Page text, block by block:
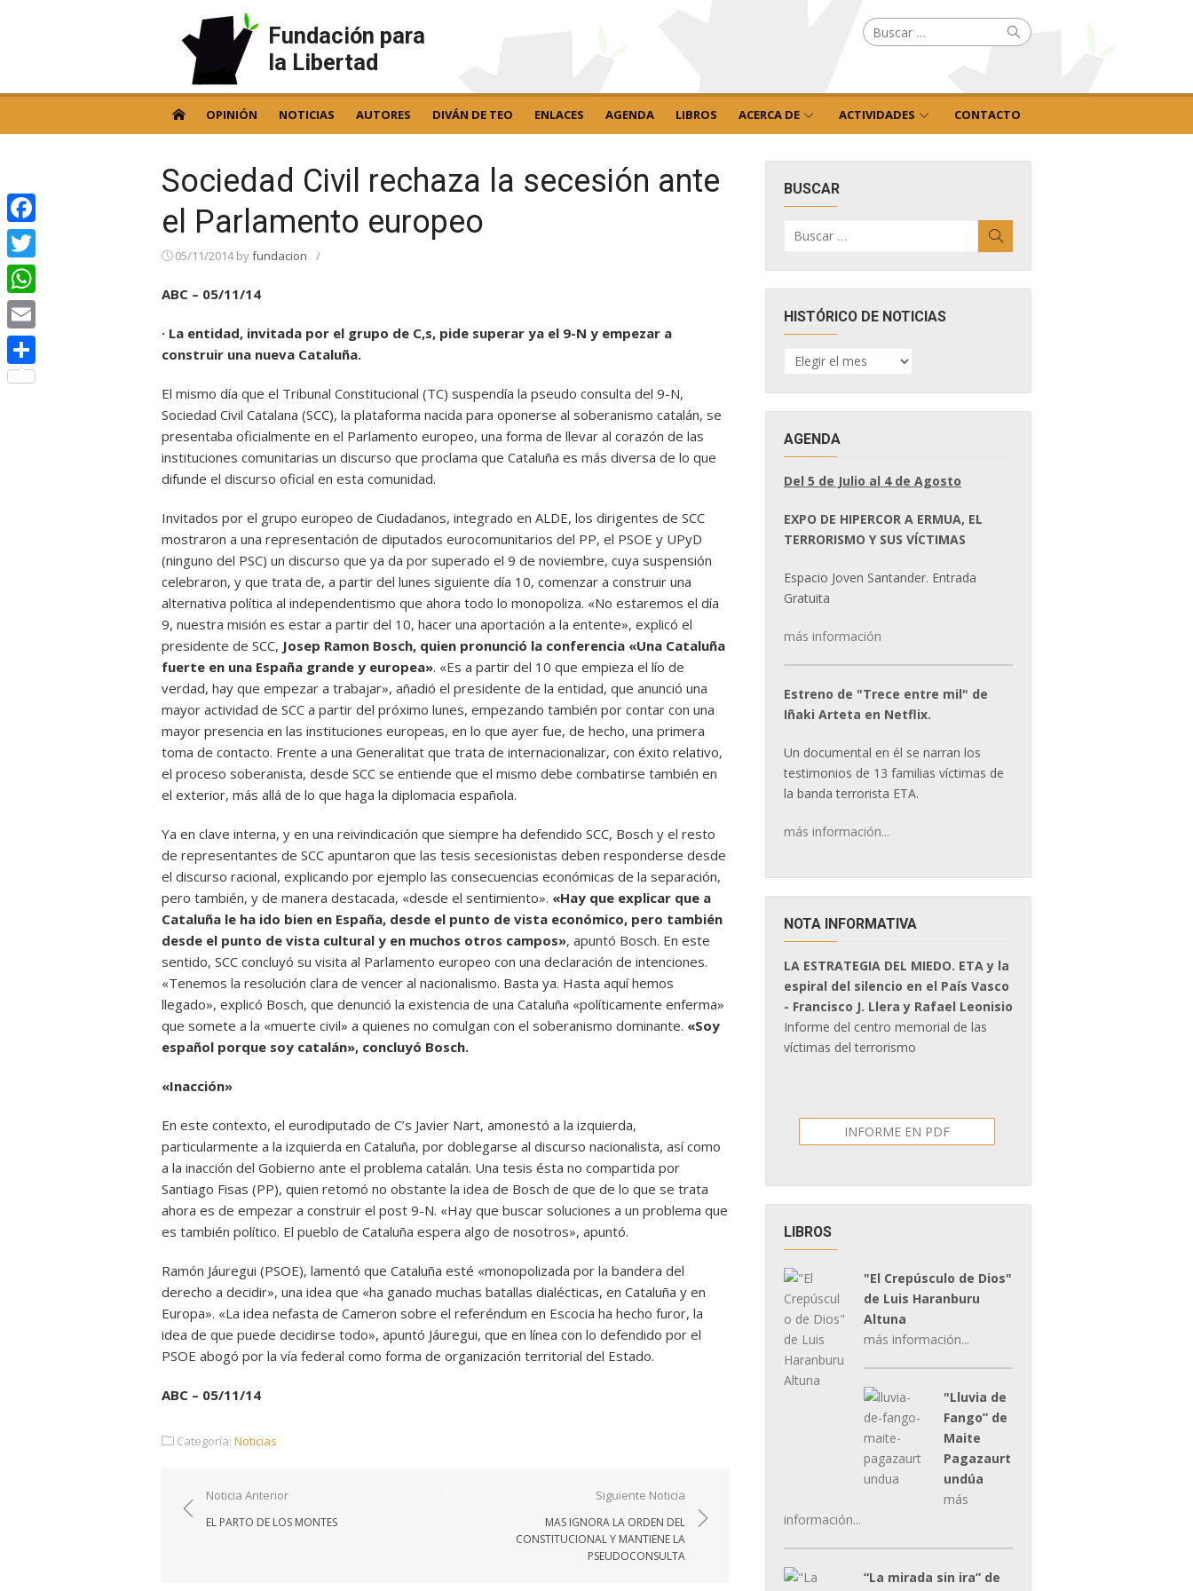
Fundación para
la Libertad
Buscar
por: Buscar
OPINIÓN NOTICIAS AUTORES DIVÁN DE TEO ENLACES AGENDA LIBROS ACERCA DE ACTIVIDADES CONTACTO
Sociedad Civil rechaza la secesión ante
el Parlamento europeo
05/11/2014byfundacion /
ABC – 05/11/14
· La entidad, invitada por el grupo de C,s, pide superar ya el 9-N y empezar a
construir una nueva Cataluña.
El mismo día que el Tribunal Constitucional (TC) suspendía la pseudo consulta del 9-N,
Sociedad Civil Catalana (SCC), la plataforma nacida para oponerse al soberanismo catalán, se
presentaba oficialmente en el Parlamento europeo, una forma de llevar al corazón de las
instituciones comunitarias un discurso que proclama que Cataluña es más diversa de lo que
difunde el discurso oficial en esta comunidad.
Invitados por el grupo europeo de Ciudadanos, integrado en ALDE, los dirigentes de SCC
mostraron a una representación de diputados eurocomunitarios del PP, el PSOE y UPyD
(ninguno del PSC) un discurso que ya da por superado el 9 de noviembre, cuya suspensión
celebraron, y que trata de, a partir del lunes siguiente día 10, comenzar a construir una
alternativa política al independentismo que ahora todo lo monopoliza. «No estaremos el día
9, nuestra misión es estar a partir del 10, hacer una aportación a la entente», explicó el
presidente de SCC, Josep Ramon Bosch, quien pronunció la conferencia «Una Cataluña
fuerte en una España grande y europea». «Es a partir del 10 que empieza el lío de
verdad, hay que empezar a trabajar», añadió el presidente de la entidad, que anunció una
mayor actividad de SCC a partir del próximo lunes, empezando también por contar con una
mayor presencia en las instituciones europeas, en lo que ayer fue, de hecho, una primera
toma de contacto. Frente a una Generalitat que trata de internacionalizar, con éxito relativo,
el proceso soberanista, desde SCC se entiende que el mismo debe combatirse también en
el exterior, más allá de lo que haga la diplomacia española.
Ya en clave interna, y en una reivindicación que siempre ha defendido SCC, Bosch y el resto
de representantes de SCC apuntaron que las tesis secesionistas deben responderse desde
el discurso racional, explicando por ejemplo las consecuencias económicas de la separación,
pero también, y de manera destacada, «desde el sentimiento». «Hay que explicar que a
Cataluña le ha ido bien en España, desde el punto de vista económico, pero también
desde el punto de vista cultural y en muchos otros campos», apuntó Bosch. En este
sentido, SCC concluyó su visita al Parlamento europeo con una declaración de intenciones.
«Tenemos la resolución clara de vencer al nacionalismo. Basta ya. Hasta aquí hemos
llegado», explicó Bosch, que denunció la existencia de una Cataluña «políticamente enferma»
que somete a la «muerte civil» a quienes no comulgan con el soberanismo dominante. «Soy
español porque soy catalán», concluyó Bosch.
«Inacción»
En este contexto, el eurodiputado de C’s Javier Nart, amonestó a la izquierda,
particularmente a la izquierda en Cataluña, por doblegarse al discurso nacionalista, así como
a la inacción del Gobierno ante el problema catalán. Una tesis ésta no compartida por
Santiago Fisas (PP), quien retomó no obstante la idea de Bosch de que de lo que se trata
ahora es de empezar a construir el post 9-N. «Hay que buscar soluciones a un problema que
es también político. El pueblo de Cataluña espera algo de nosotros», apuntó.
Ramón Jáuregui (PSOE), lamentó que Cataluña esté «monopolizada por la bandera del
derecho a decidir», una idea que «ha ganado muchas batallas dialécticas, en Cataluña y en
Europa». «La idea nefasta de Cameron sobre el referéndum en Escocia ha hecho furor, la
idea de que puede decidirse todo», apuntó Jáuregui, que en línea con lo defendido por el
PSOE abogó por la vía federal como forma de organización territorial del Estado.
ABC – 05/11/14
Categoría: Noticias
Navegación
de
Noticia Anterior
EL PARTO DE LOS MONTES
Siguiente Noticia
MAS IGNORA LA ORDEN DEL
CONSTITUCIONAL Y MANTIENE LA
PSEUDOCONSULTA
BUSCAR
por:
HISTÓRICO DE NOTICIAS
HISTÓRICO
DE
AGENDA
Del 5 de Julio al 4 de Agosto
EXPO DE HIPERCOR A ERMUA, EL
TERRORISMO Y SUS VÍCTIMAS
Espacio Joven Santander. Entrada
Gratuita
más información
Estreno de "Trece entre mil" de
Iñaki Arteta en Netflix.
Un documental en él se narran los
testimonios de 13 familias víctimas de
la banda terrorista ETA.
más información...
NOTA INFORMATIVA
LA ESTRATEGIA DEL MIEDO. ETA y la
espiral del silencio en el País Vasco
- Francisco J. Llera y Rafael Leonisio
Informe del centro memorial de las
víctimas del terrorismo
INFORME EN PDF
LIBROS
"El Crepúsculo de Dios"
de Luis Haranburu
Altuna
más información...
"Lluvia de
Fango” de
Maite
Pagazaurt
undúa
más
información...
“La mirada sin ira” de
Facebook
Twitter
WhatsApp
Email
Compartir